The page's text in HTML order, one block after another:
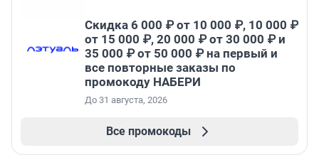
Скидка 6 000 ₽ от 10 000 ₽, 10 000 ₽
от 15 000 ₽, 20 000 ₽ от 30 000 ₽ и
35 000 ₽ от 50 000 ₽ на первый и
все повторные заказы по
промокоду НАБЕРИ
До 31 августа, 2026
Все промокоды